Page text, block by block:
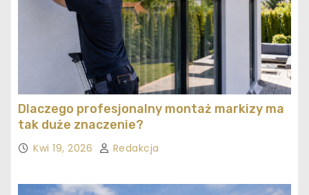
Dlaczego profesjonalny montaż markizy ma
tak duże znaczenie?
Kwi 19, 2026 Redakcja